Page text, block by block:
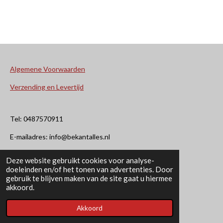
Deze website gebruikt cookies voor analyse-
doeleinden en/of het tonen van advertenties. Door
gebruik te blijven maken van de site gaat u hiermee
akkoord.
Akkoord
Algemene Voorwaarden
Verzending en Levertijd
Tel: 0487570911
E-mailadres: info@bekantalles.nl
Rooysestraat 4
6621AM Dreumel
© 2020 - 2026 Bekant Alles